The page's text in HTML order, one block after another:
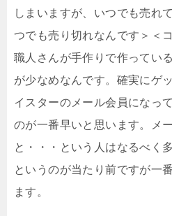
しまいますが、いつでも売れ
つでも売り切れなんです＞＜
職人さんが手作りで作ってい
が少なめなんです。確実にゲ
イスターのメール会員になっ
のが一番早いと思います。メ
と・・・という人はなるべく
というのが当たり前ですが一
ます。